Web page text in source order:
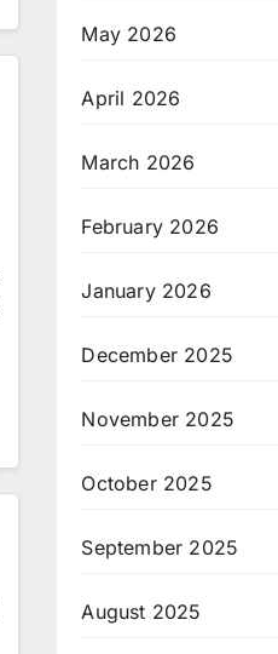
May 2026
April 2026
March 2026
February 2026
January 2026
December 2025
November 2025
October 2025
September 2025
August 2025